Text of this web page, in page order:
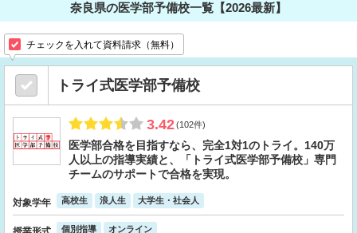
奈良県の医学部予備校一覧【2026最新】
チェックを入れて資料請求（無料）
トライ式医学部予備校
3.42(102件)
医学部合格を目指すなら、完全1対1のトライ。140万
人以上の指導実績と、「トライ式医学部予備校」専門
チームのサポートで合格を実現。
対象学年 高校生 浪人生 大学生・社会人
個別指導 オンライン